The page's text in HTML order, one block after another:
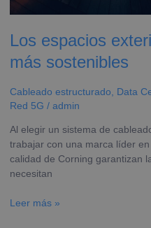
Los espacios
más sostenibles
Cableado estructurado Data
Red 5G / admin
Al elegir un sistema de
trabajar con una marca líder
calidad de Corning garantizan
necesitan
Leer más »